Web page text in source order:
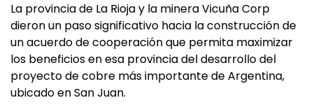
La provincia de La Rioja y la minera Vicuña Corp
dieron un paso significativo hacia la construcción de
un acuerdo de cooperación que permita maximizar
los beneficios en esa provincia del desarrollo del
proyecto de cobre más importante de Argentina,
ubicado en San Juan.